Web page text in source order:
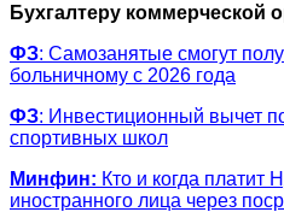
Бухгалтеру коммерческой
ФЗ: Самозанятые смогут
больничному с 2026 года
ФЗ: Инвестиционный вычет
спортивных школ
Минфин: Кто и когда платит
иностранного лица через